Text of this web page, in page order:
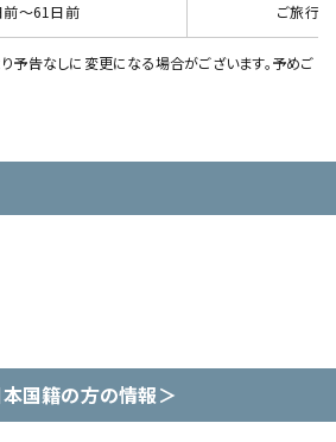
前～61日前 ご旅行
予告なしに変更になる場合がございます。予めご
本国籍の方の情報＞